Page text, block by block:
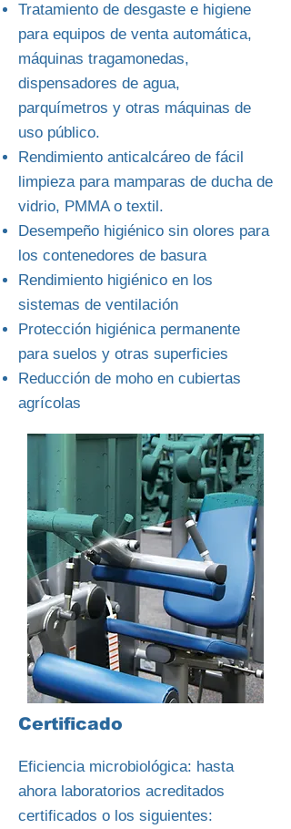
Tratamiento de desgaste e higiene
para equipos de venta automática,
máquinas tragamonedas,
dispensadores de agua,
parquímetros y otras máquinas de
uso público.
Rendimiento anticalcáreo de fácil
limpieza para mamparas de ducha de
vidrio, PMMA o textil.
Desempeño higiénico sin olores para
los contenedores de basura
Rendimiento higiénico en los
sistemas de ventilación
Protección higiénica permanente
para suelos y otras superficies
Reducción de moho en cubiertas
agrícolas
Certificado
Eficiencia microbiológica: hasta
ahora laboratorios acreditados
certificados o los siguientes: